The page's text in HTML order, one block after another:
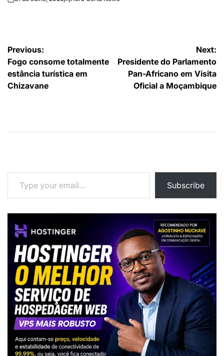
on
Publicado
Navegação
de
artigos
Previous:
Fogo consome totalmente
estância turística em
Chizavane
Next:
Presidente do Parlamento
Pan-Africano em Visita
Oficial a Moçambique
Type your email…
Subscribe